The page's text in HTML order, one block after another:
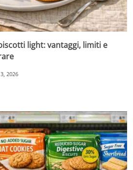
light: vantaggi, limiti e
2026